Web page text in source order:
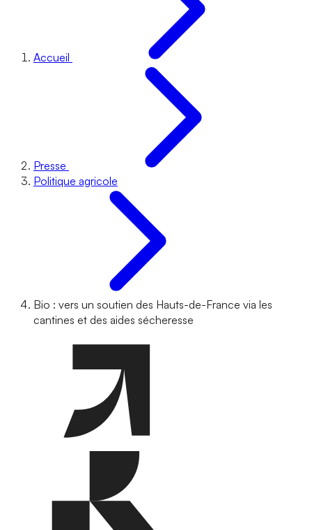
Accueil
Presse
Politique agricole
Bio : vers un soutien des Hauts-de-France via les
cantines et des aides sécheresse